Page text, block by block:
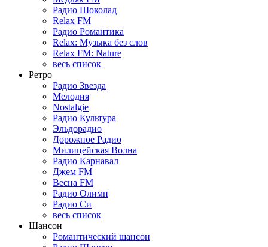
Радио Шоколад
Relax FM
Радио Романтика
Relax: Музыка без слов
Relax FM: Nature
весь список
Ретро
Радио Звезда
Мелодия
Nostalgie
Радио Культура
Эльдорадио
Дорожное Радио
Милицейская Волна
Радио Карнавал
Джем FM
Весна FM
Радио Олимп
Радио Си
весь список
Шансон
Романтический шансон